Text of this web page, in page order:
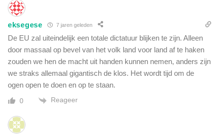
eksegese 7 jaren geleden
De EU zal uiteindelijk een totale dictatuur blijken te zijn. Alleen
door massaal op bevel van het volk land voor land af te haken
zouden we hen de macht uit handen kunnen nemen, anders zijn
we straks allemaal gigantisch de klos. Het wordt tijd om de
ogen open te doen en op te staan.
0 Reageer